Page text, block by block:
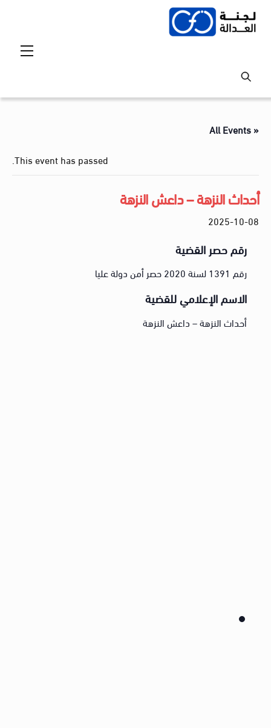
Skip
« All Events
This event has passed.
أحداث النزهة – داعش النزهة
2025-10-08
رقم حصر القضية
رقم 1391 لسنة 2020 حصر أمن دولة عليا
الاسم الإعلامي للقضية
أحداث النزهة – داعش النزهة